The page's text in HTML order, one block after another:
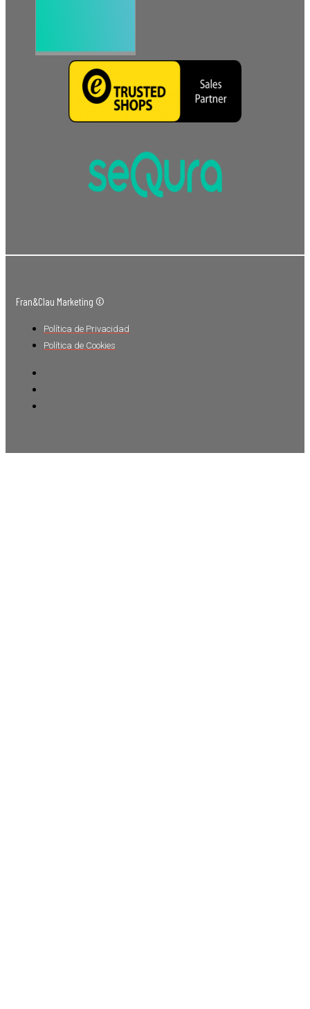
Fran&Clau Marketing ©
Política de Privacidad
Política de Cookies